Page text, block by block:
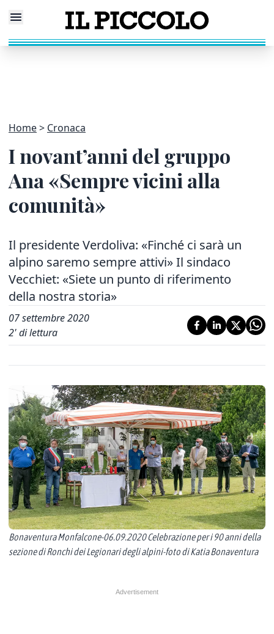
Home Cronaca
I novant’anni del gruppo
Ana «Sempre vicini alla
comunità»
Il presidente Verdoliva: «Finché ci sarà un
alpino saremo sempre attivi» Il sindaco
Vecchiet: «Siete un punto di riferimento
della nostra storia»
07 settembre 2020
2' di lettura
Bonaventura Monfalcone-06.09.2020 Celebrazione per i 90 anni della
sezione di Ronchi dei Legionari degli alpini-foto di Katia Bonaventura